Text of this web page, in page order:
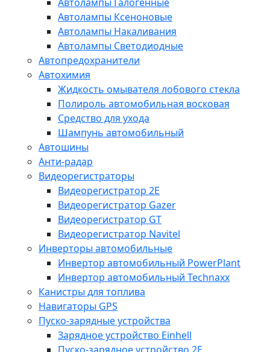
Автолампы Ксеноновые
Автолампы Накаливания
Автолампы Светодиодные
Автопредохранители
Автохимия
Жидкость омывателя лобового стекла
Полироль автомобильная восковая
Средство для ухода
Шампунь автомобильный
Автошины
Анти-радар
Видеорегистраторы
Видеорегистратор 2E
Видеорегистратор Gazer
Видеорегистратор GT
Видеорегистратор Navitel
Инверторы автомобильные
Инвертор автомобильный PowerPlant
Инвертор автомобильный Technaxx
Канистры для топлива
Навигаторы GPS
Пуско-зарядные устройства
Зарядное устройство Einhell